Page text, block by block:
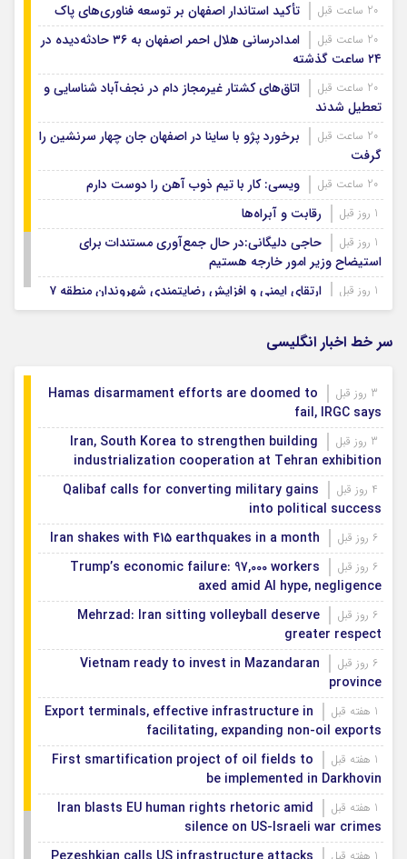
تأکید استاندار اصفهان بر توسعه فناوری‌های پاک
امدادرسانی هلال احمر اصفهان به ۳۶ حادثه‌دیده در
۲۴ ساعت گذشته
اتاق‌های کشتار غیرمجاز دام در نجف‌آباد شناسایی و
تعطیل شدند
برخورد پژو با ساینا در اصفهان جان چهار سرنشین را
گرفت
ویسی: کار با تیم ذوب آهن را دوست دارم
رقابت و آبراه‌ها
حاجی دلیگانی:در حال جمع‌آوری مستندات برای
استیضاح وزیر امور خارجه هستیم
ارتقای ایمنی و افزایش رضایتمندی شهروندان منطقه ۷
در جنوب
سر خط اخبار انگلیسی
Hamas disarmament efforts are doomed to
fail, IRGC says
Iran, South Korea to strengthen building
industrialization cooperation at Tehran exhibition
Qalibaf calls for converting military gains
into political success
Iran shakes with 415 earthquakes in a month
Trump’s economic failure: 97,000 workers
axed amid AI hype, negligence
Mehrzad: Iran sitting volleyball deserve
greater respect
Vietnam ready to invest in Mazandaran
province
Export terminals, effective infrastructure in
facilitating, expanding non-oil exports
First smartification project of oil fields to
be implemented in Darkhovin
Iran blasts EU human rights rhetoric amid
silence on US-Israeli war crimes